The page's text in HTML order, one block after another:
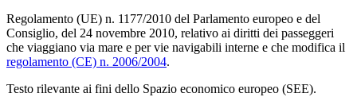
Regolamento (UE) n. 1177/2010 del Parlamento europeo e del
Consiglio, del 24 novembre 2010, relativo ai diritti dei passeggeri
che viaggiano via mare e per vie navigabili interne e che modifica il
regolamento (CE) n. 2006/2004.
Testo rilevante ai fini dello Spazio economico europeo (SEE).